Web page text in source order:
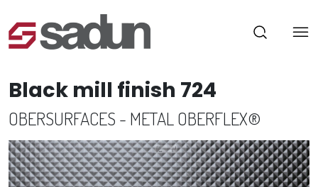
Black mill finish 724
OBERSURFACES - METAL OBERFLEX®